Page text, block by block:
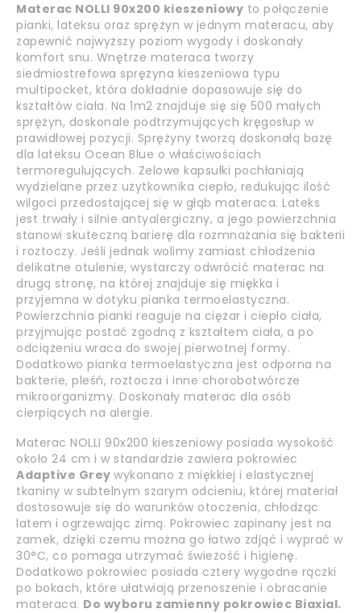
Materac NOLLI 90x200 kieszeniowy to połączenie
pianki, lateksu oraz sprężyn w jednym materacu, aby
zapewnić najwyższy poziom wygody i doskonały
komfort snu. Wnętrze materaca tworzy
siedmiostrefowa sprężyna kieszeniowa typu
multipocket, która dokładnie dopasowuje się do
kształtów ciała. Na 1m2 znajduje się się 500 małych
sprężyn, doskonale podtrzymujących kręgosłup w
prawidłowej pozycji. Sprężyny tworzą doskonałą bazę
dla lateksu Ocean Blue o właściwościach
termoregulujących. Żelowe kapsułki pochłaniają
wydzielane przez użytkownika ciepło, redukując ilość
wilgoci przedostającej się w głąb materaca. Lateks
jest trwały i silnie antyalergiczny, a jego powierzchnia
stanowi skuteczną barierę dla rozmnażania się bakterii
i roztoczy. Jeśli jednak wolimy zamiast chłodzenia
delikatne otulenie, wystarczy odwrócić materac na
drugą stronę, na której znajduje się miękka i
przyjemna w dotyku pianka termoelastyczna.
Powierzchnia pianki reaguje na ciężar i ciepło ciała,
przyjmując postać zgodną z kształtem ciała, a po
odciążeniu wraca do swojej pierwotnej formy.
Dodatkowo pianka termoelastyczna jest odporna na
bakterie, pleśń, roztocza i inne chorobotwórcze
mikroorganizmy. Doskonały materac dla osób
cierpiących na alergie.
Materac NOLLI 90x200 kieszeniowy posiada wysokość
około 24 cm i w standardzie zawiera pokrowiec
Adaptive Grey wykonano z miękkiej i elastycznej
tkaniny w subtelnym szarym odcieniu, której materiał
dostosowuje się do warunków otoczenia, chłodząc
latem i ogrzewając zimą. Pokrowiec zapinany jest na
zamek, dzięki czemu można go łatwo zdjąć i wyprać w
30°C, co pomaga utrzymać świeżość i higienę.
Dodatkowo pokrowiec posiada cztery wygodne rączki
po bokach, które ułatwiają przenoszenie i obracanie
materaca. Do wyboru zamienny pokrowiec Biaxial.